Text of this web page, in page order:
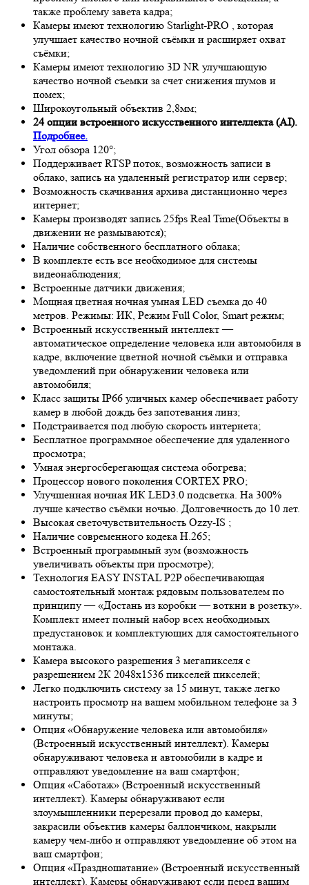
также проблему завета кадра;
Камеры имеют технологию Starlight-PRO , которая
улучшает качество ночной съёмки и расширяет охват
съёмки;
Камеры имеют технологию 3D NR улучшающую
качество ночной съемки за счет снижения шумов и
помех;
Широкоугольный объектив 2,8мм;
24 опции встроенного искусственного интеллекта (AI).
Подробнее.
Угол обзора 120°;
Поддерживает RTSP поток, возможность записи в
облако, запись на удаленный регистратор или сервер;
Возможность скачивания архива дистанционно через
интернет;
Камеры производят запись 25fps Real Time(Объекты в
движении не размываются);
Наличие собственного бесплатного облака;
В комплекте есть все необходимое для системы
видеонаблюдения;
Встроенные датчики движения;
Мощная цветная ночная умная LED съемка до 40
метров. Режимы: ИК, Режим Full Color, Smart режим;
Встроенный искусственный интеллект —
автоматическое определение человека или автомобиля в
кадре, включение цветной ночной съёмки и отправка
уведомлений при обнаружении человека или
автомобиля;
Класс защиты IP66 уличных камер обеспечивает работу
камер в любой дождь без запотевания линз;
Подстраивается под любую скорость интернета;
Бесплатное программное обеспечение для удаленного
просмотра;
Умная энергосберегающая система обогрева;
Процессор нового поколения CORTEX PRO;
Улучшенная ночная ИК LED3.0 подсветка. На 300%
лучше качество съёмки ночью. Долговечность до 10 лет.
Высокая светочувствительность Ozzy-IS ;
Наличие современного кодека H.265;
Встроенный программный зум (возможность
увеличивать объекты при просмотре);
Технология EASY INSTAL P2P обеспечивающая
самостоятельный монтаж рядовым пользователем по
принципу — «Достань из коробки — воткни в розетку».
Комплект имеет полный набор всех необходимых
предустановок и комплектующих для самостоятельного
монтажа.
Камера высокого разрешения 3 мегапикселя с
разрешением 2К 2048х1536 пикселей пикселей;
Легко подключить систему за 15 минут, также легко
настроить просмотр на вашем мобильном телефоне за 3
минуты;
Опция «Обнаружение человека или автомобиля»
(Встроенный искусственный интеллект). Камеры
обнаруживают человека и автомобили в кадре и
отправляют уведомление на ваш смартфон;
Опция «Саботаж» (Встроенный искусственный
интеллект). Камеры обнаруживают если
злоумышленники перерезали провод до камеры,
закрасили объектив камеры баллончиком, накрыли
камеру чем-либо и отправляют уведомление об этом на
ваш смартфон;
Опция «Праздношатание» (Встроенный искусственный
интеллект). Камеры обнаруживают если перед вашим